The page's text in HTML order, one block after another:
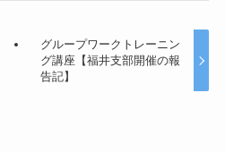
グループワークトレーニン
グ講座【福井支部開催の報
告記】